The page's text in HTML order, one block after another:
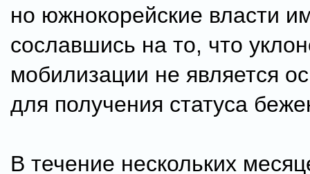
но южнокорейские власти
сославшись на то, что
мобилизации не является
для получения статуса
В течение нескольких